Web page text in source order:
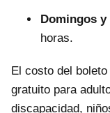
Domingos
horas.
El costo del
gratuito para
discapacidad,